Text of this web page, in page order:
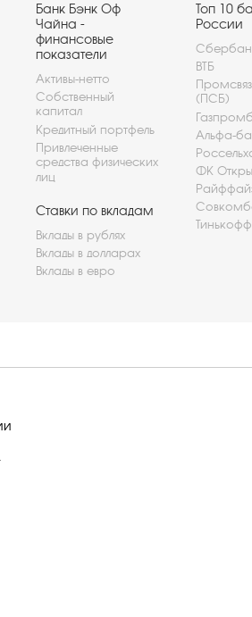
Банк Бэнк Оф
Чайна -
финансовые
показатели
Активы-нетто
Собственный
капитал
Кредитный портфель
Привлеченные
средства физических
лиц
Ставки по вкладам
Вклады в рублях
Вклады в долларах
Вклады в евро
Топ 10
России
ВТБ
(ПСБ)
Альфа-
ФК